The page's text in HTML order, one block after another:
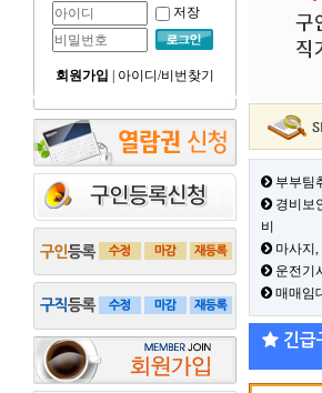
저장
회원가입 아이디/비번찾기
부부팀
경비보
비
마사지,
운전기
매매임
긴급